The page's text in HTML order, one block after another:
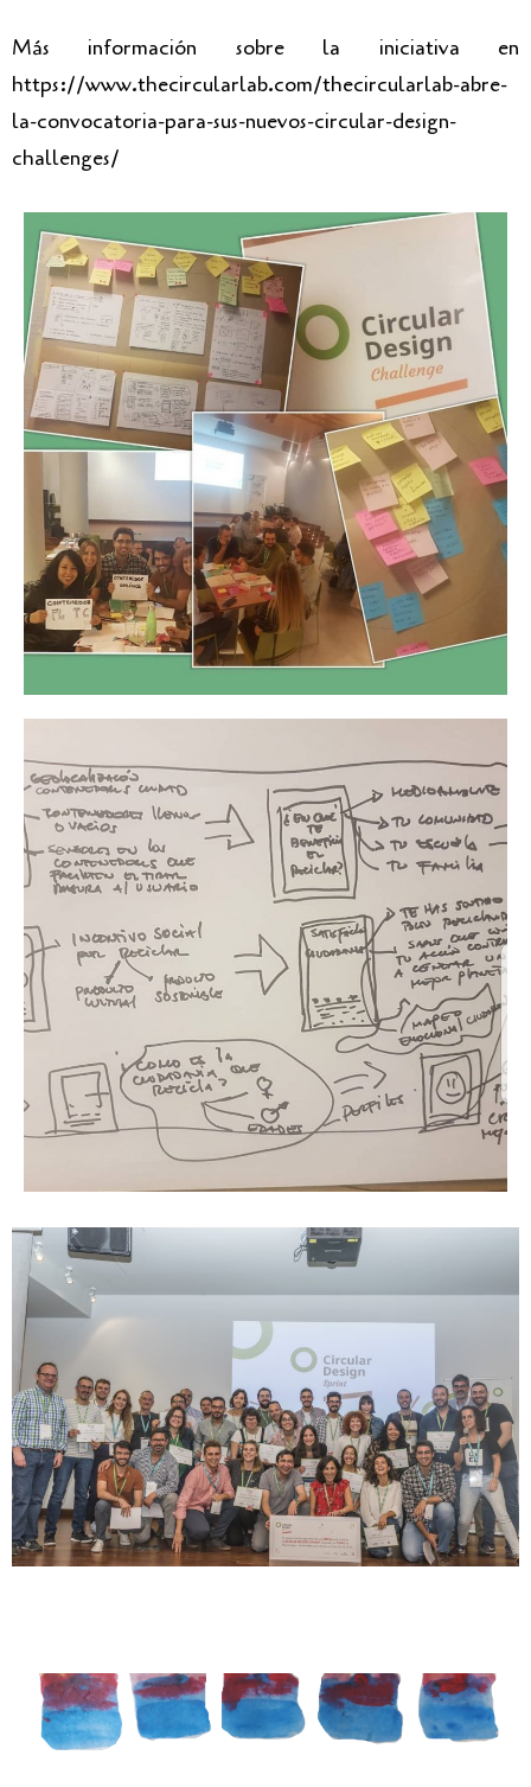
Más información sobre la iniciativa en
https://www.thecircularlab.com/thecircularlab-abre-
la-convocatoria-para-sus-nuevos-circular-design-
challenges/